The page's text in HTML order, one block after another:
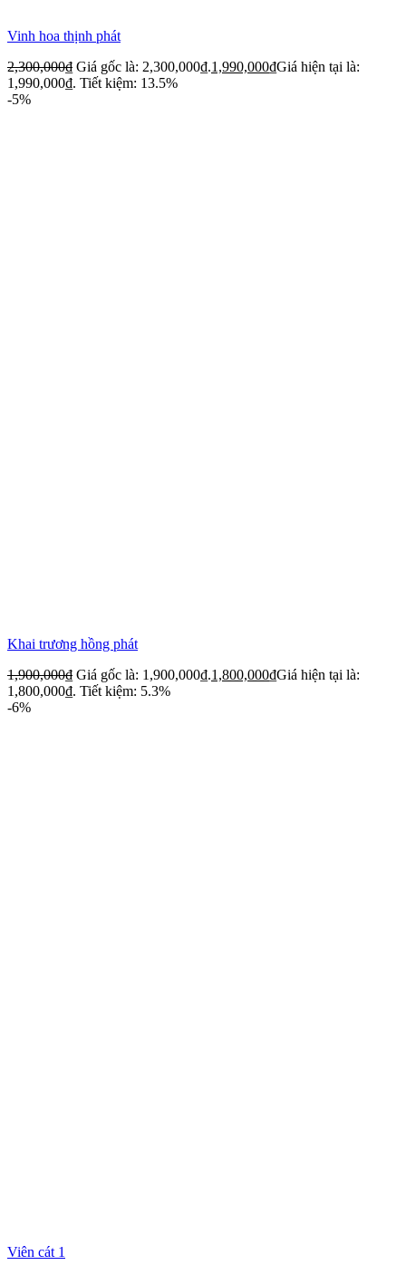
Vinh hoa thịnh phát
2,300,000₫ Giá gốc là: 2,300,000₫.1,990,000₫Giá hiện tại là:
1,990,000₫. Tiết kiệm: 13.5%
-5%
Khai trương hồng phát
1,900,000₫ Giá gốc là: 1,900,000₫.1,800,000₫Giá hiện tại là:
1,800,000₫. Tiết kiệm: 5.3%
-6%
Viên cát 1